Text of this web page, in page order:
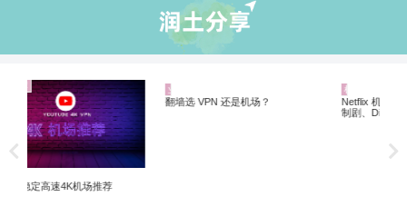
业界资讯
翻墙选 VPN 还是机场？
Netflix 机场推荐：解锁 Netflix 非自